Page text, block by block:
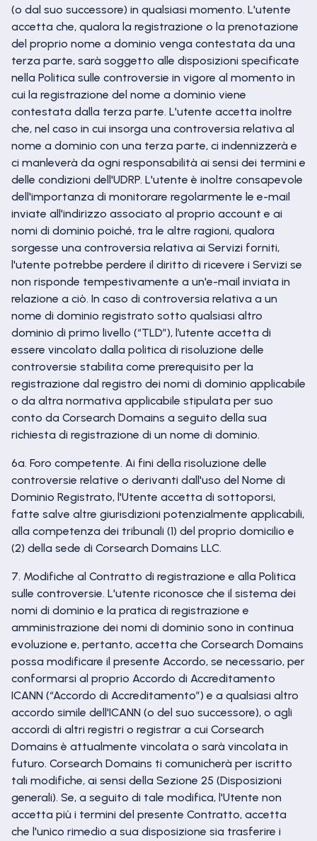
(o dal suo successore) in qualsiasi momento. L'utente
accetta che, qualora la registrazione o la prenotazione
del proprio nome a dominio venga contestata da una
terza parte, sarà soggetto alle disposizioni specificate
nella Politica sulle controversie in vigore al momento in
cui la registrazione del nome a dominio viene
contestata dalla terza parte. L'utente accetta inoltre
che, nel caso in cui insorga una controversia relativa al
nome a dominio con una terza parte, ci indennizzerà e
ci manleverà da ogni responsabilità ai sensi dei termini e
delle condizioni dell'UDRP. L'utente è inoltre consapevole
dell'importanza di monitorare regolarmente le e-mail
inviate all'indirizzo associato al proprio account e ai
nomi di dominio poiché, tra le altre ragioni, qualora
sorgesse una controversia relativa ai Servizi forniti,
l'utente potrebbe perdere il diritto di ricevere i Servizi se
non risponde tempestivamente a un'e-mail inviata in
relazione a ciò. In caso di controversia relativa a un
nome di dominio registrato sotto qualsiasi altro
dominio di primo livello (“TLD”), l’utente accetta di
essere vincolato dalla politica di risoluzione delle
controversie stabilita come prerequisito per la
registrazione dal registro dei nomi di dominio applicabile
o da altra normativa applicabile stipulata per suo
conto da Corsearch Domains a seguito della sua
richiesta di registrazione di un nome di dominio.
6a. Foro competente. Ai fini della risoluzione delle
controversie relative o derivanti dall'uso del Nome di
Dominio Registrato, l'Utente accetta di sottoporsi,
fatte salve altre giurisdizioni potenzialmente applicabili,
alla competenza dei tribunali (1) del proprio domicilio e
(2) della sede di Corsearch Domains LLC.
7. Modifiche al Contratto di registrazione e alla Politica
sulle controversie. L'utente riconosce che il sistema dei
nomi di dominio e la pratica di registrazione e
amministrazione dei nomi di dominio sono in continua
evoluzione e, pertanto, accetta che Corsearch Domains
possa modificare il presente Accordo, se necessario, per
conformarsi al proprio Accordo di Accreditamento
ICANN (“Accordo di Accreditamento”) e a qualsiasi altro
accordo simile dell'ICANN (o del suo successore), o agli
accordi di altri registri o registrar a cui Corsearch
Domains è attualmente vincolata o sarà vincolata in
futuro. Corsearch Domains ti comunicherà per iscritto
tali modifiche, ai sensi della Sezione 25 (Disposizioni
generali). Se, a seguito di tale modifica, l'Utente non
accetta più i termini del presente Contratto, accetta
che l'unico rimedio a sua disposizione sia trasferire i